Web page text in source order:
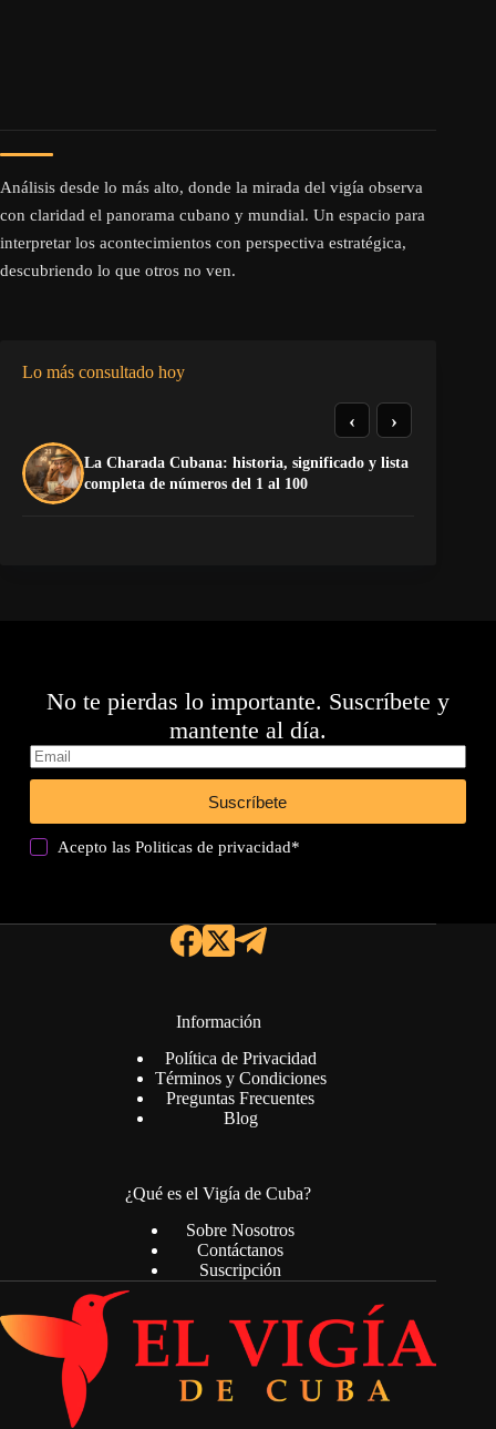
Análisis desde lo más alto, donde la mirada del vigía observa
con claridad el panorama cubano y mundial. Un espacio para
interpretar los acontecimientos con perspectiva estratégica,
descubriendo lo que otros no ven.
Lo más consultado hoy
La Charada Cubana: historia, significado y lista
completa de números del 1 al 100
‹ ›
No te pierdas lo importante. Suscríbete y
mantente al día.
Suscríbete
Acepto lasPoliticas de privacidad*
Información
Política de Privacidad
Términos y Condiciones
Preguntas Frecuentes
Blog
¿Qué es el Vigía de Cuba?
Sobre Nosotros
Contáctanos
Suscripción